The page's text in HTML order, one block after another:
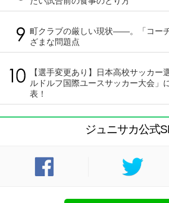
町クラブの厳しい現状――。「コー
ざまな問題点
【選手変更あり】日本高校サッカー
ルドルフ国際ユースサッカー大会」
表！
ジュニサカ公式